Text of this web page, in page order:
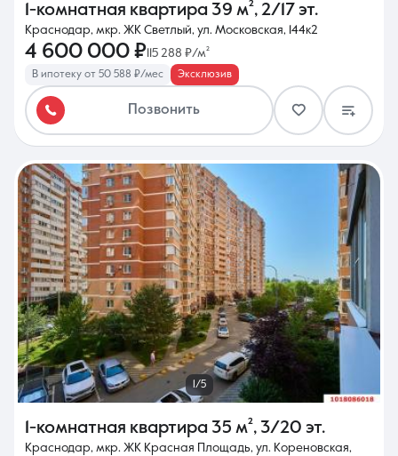
1-комнатная квартира 39 м², 2/17 эт.
Краснодар, мкр. ЖК Светлый, ул. Московская, 144к2
4 600 000 ₽ 115 288 ₽/м²
В ипотеку от 50 588 ₽/мес Эксклюзив
Позвонить
1/5
1-комнатная квартира 35 м², 3/20 эт.
Краснодар, мкр. ЖК Красная Площадь, ул. Кореновская,